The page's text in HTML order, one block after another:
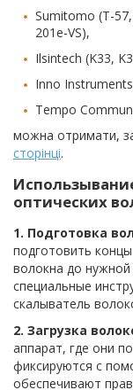
Sumitomo (T-57,
201e-VS),
Ilsintech (K33,
Inno
Tempo
можна отримати,
сторінці.
оптических
1. Подготовка
подготовить
волокна до
специальные
скалыватель
2. Загрузка
аппарат, где они
фиксируются с
обеспечивают